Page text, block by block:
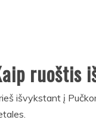
ruoštis
išvykstant į